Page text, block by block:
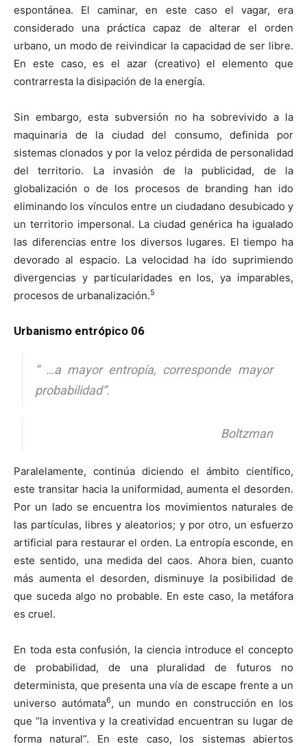
espontánea. El caminar, en este caso el vagar, era
considerado una práctica capaz de alterar el orden
urbano, un modo de reivindicar la capacidad de ser libre.
En este caso, es el azar (creativo) el elemento que
contrarresta la disipación de la energía.
Sin embargo, esta subversión no ha sobrevivido a la
maquinaria de la ciudad del consumo, definida por
sistemas clonados y por la veloz pérdida de personalidad
del territorio. La invasión de la publicidad, de la
globalización o de los procesos de branding han ido
eliminando los vínculos entre un ciudadano desubicado y
un territorio impersonal. La ciudad genérica ha igualado
las diferencias entre los diversos lugares. El tiempo ha
devorado al espacio. La velocidad ha ido suprimiendo
divergencias y particularidades en los, ya imparables,
procesos de urbanalización.5
Urbanismo entrópico 06
“ …a mayor entropía, corresponde mayor
probabilidad”.
Boltzman
Paralelamente, continúa diciendo el ámbito científico,
este transitar hacia la uniformidad, aumenta el desorden.
Por un lado se encuentra los movimientos naturales de
las partículas, libres y aleatorios; y por otro, un esfuerzo
artificial para restaurar el orden. La entropía esconde, en
este sentido, una medida del caos. Ahora bien, cuanto
más aumenta el desorden, disminuye la posibilidad de
que suceda algo no probable. En este caso, la metáfora
es cruel.
En toda esta confusión, la ciencia introduce el concepto
de probabilidad, de una pluralidad de futuros no
determinista, que presenta una vía de escape frente a un
universo autómata6, un mundo en construcción en los
que “la inventiva y la creatividad encuentran su lugar de
forma natural”. En este caso, los sistemas abiertos